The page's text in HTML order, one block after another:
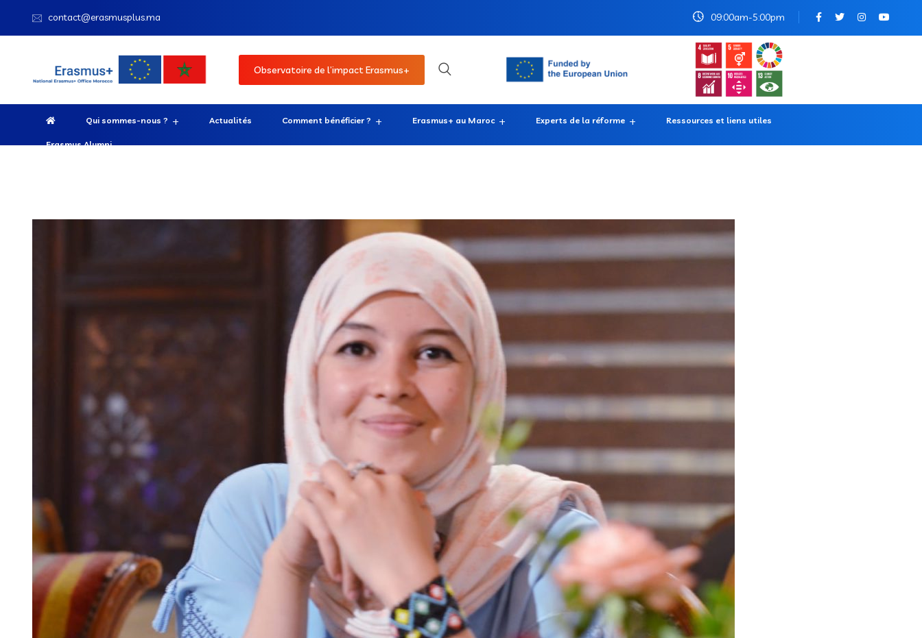
contact@erasmusplus.ma 09:00am-5:00pm
Observatoire de l’impact Erasmus+
Qui sommes-nous ? Actualités Comment bénéficier ? Erasmus+ au Maroc Experts de la réforme Ressources et liens utiles
Erasmus Alumni